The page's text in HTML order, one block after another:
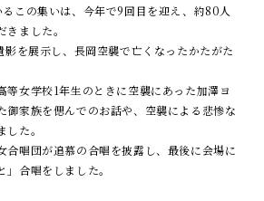
この集いは、今年で9回目を迎え、約80人
ました。
を展示し、長岡空襲で亡くなったかたがた
女学校1年生のときに空襲にあった加澤ヨ
御家族を偲んでのお話や、空襲による悲惨な
た。
唱団が追慕の合唱を披露し、最後に会場に
合唱をしました。